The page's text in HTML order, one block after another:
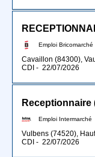
Emploi Bricomarché
Cavaillon (84300),
CDI - 22/07/2026
Receptionnaire
Emploi Intermarché
Vulbens (74520),
CDI - 22/07/2026